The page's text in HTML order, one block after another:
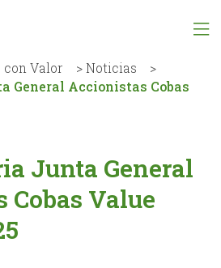
con Valor >Noticias
>
General Accionistas Cobas
Junta General
Value